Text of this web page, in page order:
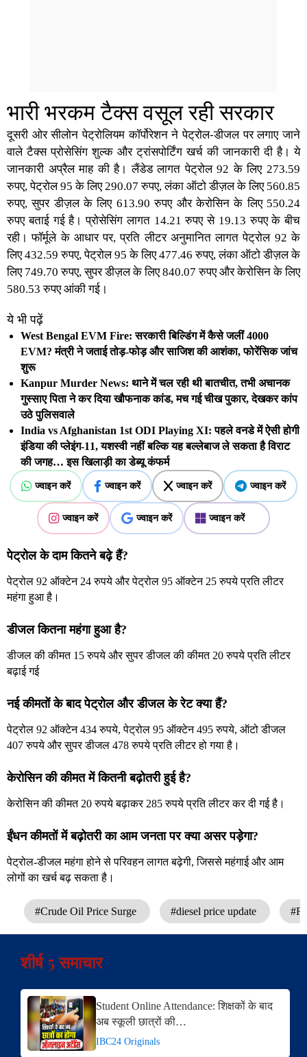
भारी भरकम टैक्स वसूल रही सरकार
दूसरी ओर सीलोन पेट्रोलियम कॉर्पोरेशन ने पेट्रोल-डीजल पर लगाए जाने
वाले टैक्स प्रोसेसिंग शुल्क और ट्रांसपोर्टिंग खर्च की जानकारी दी है। ये
जानकारी अप्रैल माह की है। लैंडेड लागत पेट्रोल 92 के लिए 273.59
रुपए, पेट्रोल 95 के लिए 290.07 रुपए, लंका ऑटो डीज़ल के लिए 560.85
रुपए, सुपर डीज़ल के लिए 613.90 रुपए और केरोसिन के लिए 550.24
रुपए बताई गई है। प्रोसेसिंग लागत 14.21 रुपए से 19.13 रुपए के बीच
रही। फॉर्मूले के आधार पर, प्रति लीटर अनुमानित लागत पेट्रोल 92 के
लिए 432.59 रुपए, पेट्रोल 95 के लिए 477.46 रुपए, लंका ऑटो डीज़ल के
लिए 749.70 रुपए, सुपर डीज़ल के लिए 840.07 रुपए और केरोसिन के लिए
580.53 रुपए आंकी गई।
ये भी पढ़ें
West Bengal EVM Fire: सरकारी बिल्डिंग में कैसे जलीं 4000
EVM? मंत्री ने जताई तोड़-फोड़ और साजिश की आशंका, फोरेंसिक जांच
शुरू
Kanpur Murder News: थाने में चल रही थी बातचीत, तभी अचानक
गुस्साए पिता ने कर दिया खौफनाक कांड, मच गई चीख पुकार, देखकर कांप
उठे पुलिसवाले
India vs Afghanistan 1st ODI Playing XI: पहले वनडे में ऐसी होगी
इंडिया की प्लेइंग-11, यशस्वी नहीं बल्कि यह बल्लेबाज ले सकता है विराट
की जगह… इस खिलाड़ी का डेब्यू कंफर्म
ज्वाइन करें ज्वाइन करें ज्वाइन करें ज्वाइन करें
ज्वाइन करें ज्वाइन करें ज्वाइन करें
पेट्रोल के दाम कितने बढ़े हैं?
पेट्रोल 92 ऑक्टेन 24 रुपये और पेट्रोल 95 ऑक्टेन 25 रुपये प्रति लीटर
महंगा हुआ है।
डीजल कितना महंगा हुआ है?
डीजल की कीमत 15 रुपये और सुपर डीजल की कीमत 20 रुपये प्रति लीटर
बढ़ाई गई
नई कीमतों के बाद पेट्रोल और डीजल के रेट क्या हैं?
पेट्रोल 92 ऑक्टेन 434 रुपये, पेट्रोल 95 ऑक्टेन 495 रुपये, ऑटो डीजल
407 रुपये और सुपर डीजल 478 रुपये प्रति लीटर हो गया है।
केरोसिन की कीमत में कितनी बढ़ोतरी हुई है?
केरोसिन की कीमत 20 रुपये बढ़ाकर 285 रुपये प्रति लीटर कर दी गई है।
ईंधन कीमतों में बढ़ोतरी का आम जनता पर क्या असर पड़ेगा?
पेट्रोल-डीजल महंगा होने से परिवहन लागत बढ़ेगी, जिससे महंगाई और आम
लोगों का खर्च बढ़ सकता है।
#Crude Oil Price Surge #diesel price update
शीर्ष 5 समाचार
Student Online Attendance: शिक्षकों के बाद
अब स्कूली छात्रों की…
IBC24 Originals